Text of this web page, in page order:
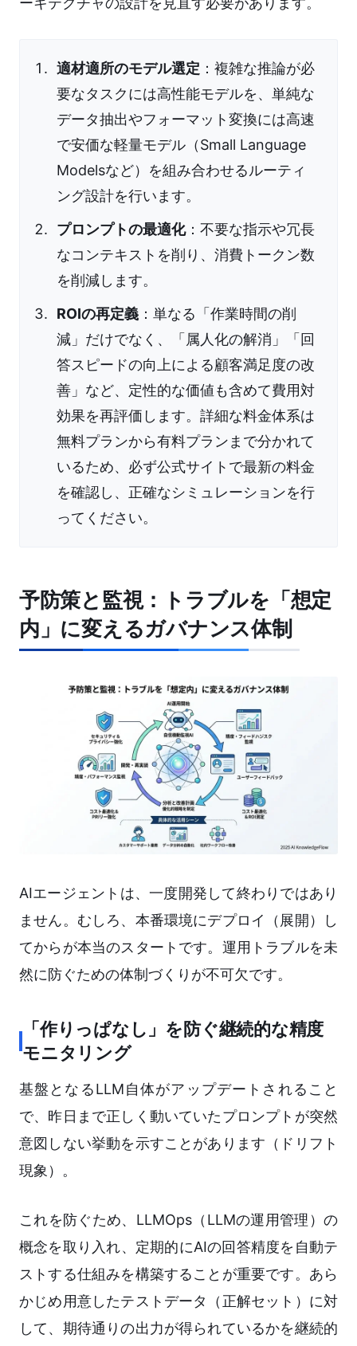
適材適所のモデル選定 ：複雑な推論が必
要なタスクには高性能モデルを、単純な
データ抽出やフォーマット変換には高速
で安価な軽量モデル（Small Language
Modelsなど）を組み合わせるルーティ
ング設計を行います。
プロンプトの最適化：不要な指示や冗長
なコンテキストを削り、消費トークン数
を削減します。
ROIの再定義 ：単なる「作業時間の削
減」だけでなく、「属人化の解消」「回
答スピードの向上による顧客満足度の改
善」など、定性的な価値も含めて費用対
効果を再評価します。詳細な料金体系は
無料プランから有料プランまで分かれて
いるため、必ず公式サイトで最新の料金
を確認し、正確なシミュレーションを行
ってください。
予防策と監視：トラブルを「想定
内」に変えるガバナンス体制
AIエージェントは、一度開発して終わりではあり
ません。むしろ、本番環境にデプロイ（展開）し
てからが本当のスタートです。運用トラブルを未
然に防ぐための体制づくりが不可欠です。
「作りっぱなし」を防ぐ継続的な精度
モニタリング
基盤となるLLM自体がアップデートされること
で、昨日まで正しく動いていたプロンプトが突然
意図しない挙動を示すことがあります（ドリフト
現象）。
これを防ぐため、LLMOps（LLMの運用管理）の
概念を取り入れ、定期的にAIの回答精度を自動テ
ストする仕組みを構築することが重要です。あら
かじめ用意したテストデータ（正解セット）に対
して、期待通りの出力が得られているかを継続的